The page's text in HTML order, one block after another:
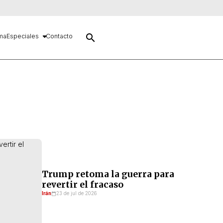
Especiales Contacto search
Trump retoma la guerra para
revertir el fracaso
Irán 23 de jul de 2026